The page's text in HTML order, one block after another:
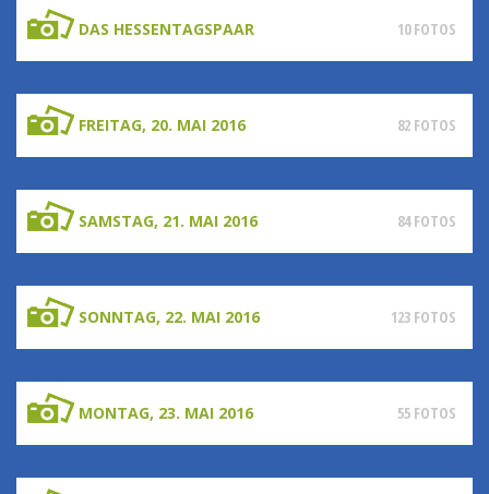
DAS HESSENTAGSPAAR 10 FOTOS
FREITAG, 20. MAI 2016 82 FOTOS
SAMSTAG, 21. MAI 2016 84 FOTOS
SONNTAG, 22. MAI 2016 123 FOTOS
MONTAG, 23. MAI 2016 55 FOTOS